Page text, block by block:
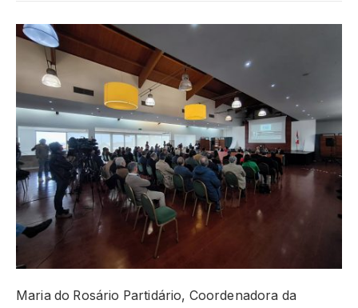
Maria do Rosário Partidário, Coordenadora da